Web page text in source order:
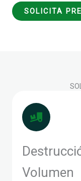
SOLICITA
Volumen